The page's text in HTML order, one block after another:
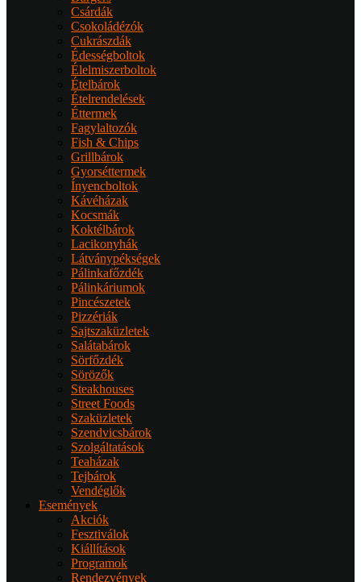
Csárdák
Csokoládézók
Cukrászdák
Édességboltok
Élelmiszerboltok
Ételbárok
Ételrendelések
Éttermek
Fagylaltozók
Fish & Chips
Grillbárok
Gyorséttermek
Ínyencboltok
Kávéházak
Kocsmák
Koktélbárok
Lacikonyhák
Látványpékségek
Pálinkafőzdék
Pálinkáriumok
Pincészetek
Pizzériák
Sajtszaküzletek
Salátabárok
Sörfőzdék
Sörözők
Steakhouses
Street Foods
Szaküzletek
Szendvicsbárok
Szolgáltatások
Teaházak
Tejbárok
Vendéglők
Események
Akciók
Fesztiválok
Kiállítások
Programok
Rendezvények